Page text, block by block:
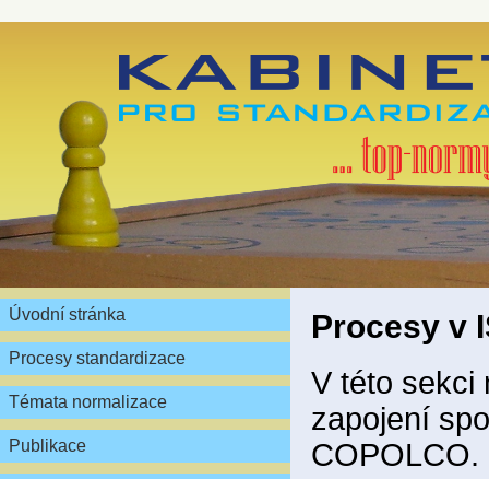
Úvodní stránka
Procesy standardizace
Témata normalizace
Publikace
Procesy v
V této sekci
zapojení
COPOLCO.